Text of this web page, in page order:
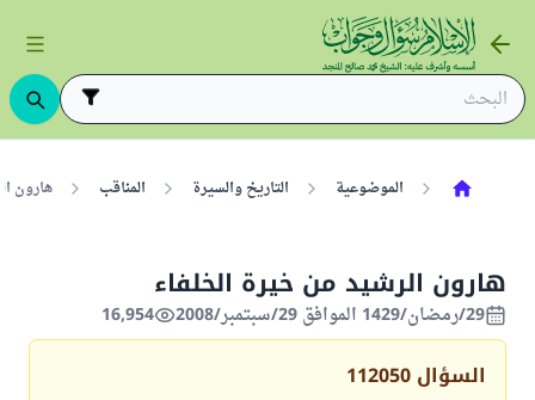
الموضوعية التاريخ والسيرة المناقب هارون
هارون الرشيد من خيرة الخلفاء
29/رمضان/1429 الموافق 29/سبتمبر/2008 16,954
السؤال 112050